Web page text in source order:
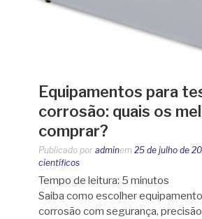
Equipamentos para
corrosão: quais os
comprar?
Publicado por adminem 25 de julho de
científicos
Tempo de leitura: 5 minutos
Saiba como escolher
corrosão com segurança,